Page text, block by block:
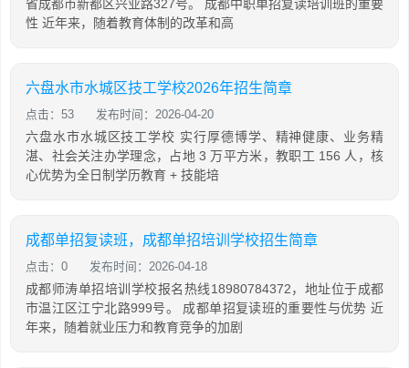
省成都市新都区兴业路327号。 成都中职单招复读培训班的重要
性 近年来，随着教育体制的改革和高
六盘水市水城区技工学校2026年招生简章
点击：53 发布时间：2026-04-20
六盘水市水城区技工学校 实行厚德博学、精神健康、业务精
湛、社会关注办学理念，占地 3 万平方米，教职工 156 人，核
心优势为全日制学历教育 + 技能培
成都单招复读班，成都单招培训学校招生简章
点击：0 发布时间：2026-04-18
成都师涛单招培训学校报名热线18980784372，地址位于成都
市温江区江宁北路999号。 成都单招复读班的重要性与优势 近
年来，随着就业压力和教育竞争的加剧